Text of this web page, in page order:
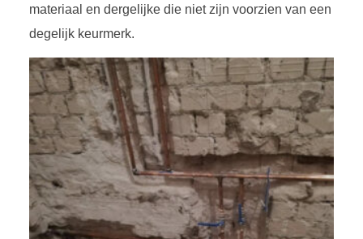
materiaal en dergelijke die niet zijn voorzien van een
degelijk keurmerk.